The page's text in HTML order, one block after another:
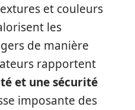
et couleurs
les
de manière
rapportent
et une sécurité
imposante des